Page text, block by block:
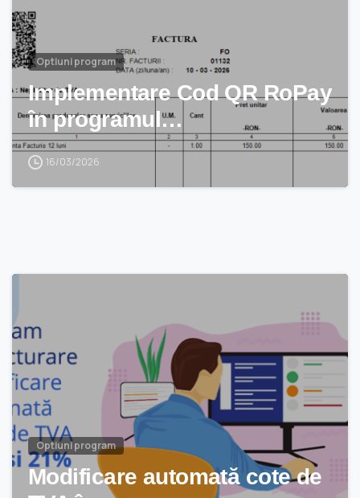
Optiuni program
Implementare Cod QR RoPay
în programul…
16/03/2026
Optiuni program
Modificare automată cote de